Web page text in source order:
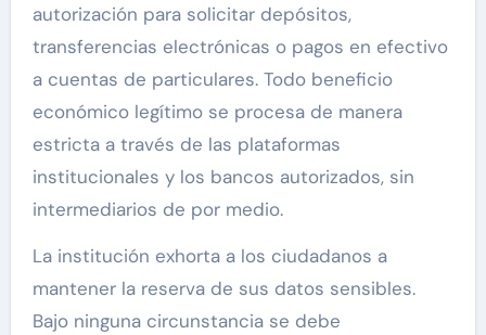
autorización para solicitar depósitos,
transferencias electrónicas o pagos en efectivo
a cuentas de particulares. Todo beneficio
económico legítimo se procesa de manera
estricta a través de las plataformas
institucionales y los bancos autorizados, sin
intermediarios de por medio.
La institución exhorta a los ciudadanos a
mantener la reserva de sus datos sensibles.
Bajo ninguna circunstancia se debe